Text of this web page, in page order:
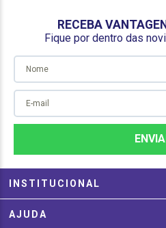
RECEBA
Fique por dentro das
INSTITUCIONAL
AJUDA